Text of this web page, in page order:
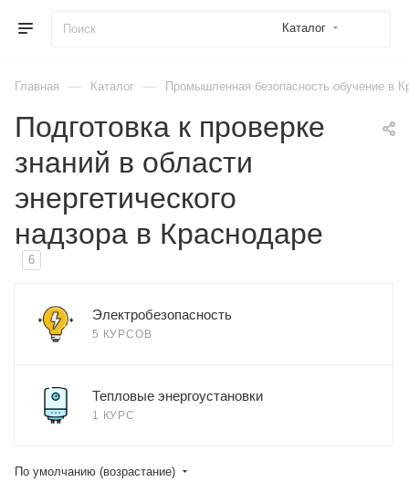
Каталог
Главная — Каталог — Промышленная безопасность обучение в
Подготовка к проверке
знаний в области
энергетического
надзора в Краснодаре
6
Электробезопасность
5 КУРСОВ
Тепловые энергоустановки
1 КУРС
По умолчанию (возрастание)